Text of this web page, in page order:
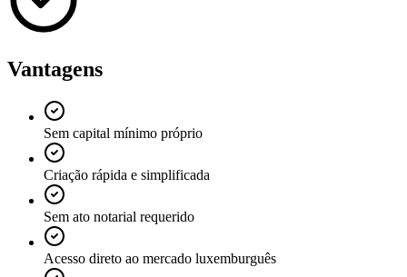
Vantagens
Sem capital mínimo próprio
Criação rápida e simplificada
Sem ato notarial requerido
Acesso direto ao mercado luxemburguês